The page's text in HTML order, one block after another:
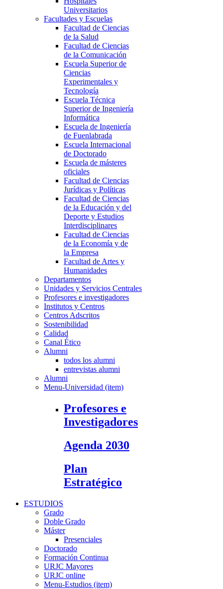
Universitarios
Facultades y Escuelas
Facultad de Ciencias
de la Salud
Facultad de Ciencias
de la Comunicación
Escuela Superior de
Ciencias
Experimentales y
Tecnología
Escuela Técnica
Superior de Ingeniería
Informática
Escuela de Ingeniería
de Fuenlabrada
Escuela Internacional
de Doctorado
Escuela de másteres
oficiales
Facultad de Ciencias
Jurídicas y Políticas
Facultad de Ciencias
de la Educación y del
Deporte y Estudios
Interdisciplinares
Facultad de Ciencias
de la Economía y de
la Empresa
Facultad de Artes y
Humanidades
Departamentos
Unidades y Servicios Centrales
Profesores e investigadores
Institutos y Centros
Centros Adscritos
Sostenibilidad
Calidad
Canal Ético
Alumni
todos los alumni
entrevistas alumni
Alumni
Menu-Universidad (item)
Profesores e
Investigadores
Agenda 2030
Plan
Estratégico
ESTUDIOS
Grado
Doble Grado
Máster
Presenciales
Doctorado
Formación Continua
URJC Mayores
URJC online
Menu-Estudios (item)